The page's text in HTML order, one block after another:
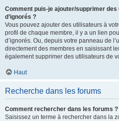
Comment puis-je ajouter/supprimer
d’ignorés ?
Vous pouvez ajouter des utilisateurs à
profil de chaque membre, il y a un lien
d’ignorés. Ou, depuis votre panneau de
directement des membres en saisissant
également supprimer des utilisateurs de
Haut
Recherche dans les forums
Comment rechercher dans les forums ?
Saisissez un terme à rechercher dans la